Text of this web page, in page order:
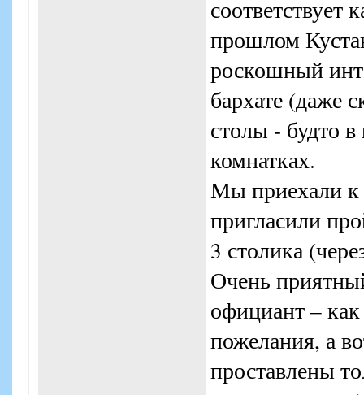
соответствует
прошлом
роскошный
бархате (даже
столы - будто
комнатках.
Мы приехали к
пригласили
3 столика
Очень
официант –
пожелания, а
проставлены